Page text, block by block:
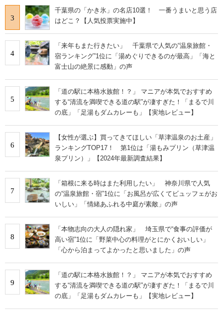
3
千葉県の「かき氷」の名店10選！ 一番うまいと思う店
はどこ？【人気投票実施中】
4
「来年もまた行きたい」 千葉県で人気の“温泉旅館・
宿ランキング”1位に「湯めぐりできるのが最高」「海と
富士山の絶景に感動」の声
5
「道の駅に本格水族館！？」 マニアが本気でおすすめ
する“清流を満喫できる道の駅”が凄すぎた！「まるで川
の底」「足湯もダムカレーも」【実地レビュー】
6
【女性が選ぶ】買ってきてほしい「草津温泉のお土産」
ランキングTOP17！ 第1位は「湯もみプリン（草津温
泉プリン）」【2024年最新調査結果】
7
「箱根に来る時はまた利用したい」 神奈川県で人気
の“温泉旅館・宿”1位に「お風呂が広くてビュッフェがお
いしい」「情緒あふれる中庭が素敵」の声
8
「本物志向の大人の隠れ家」 埼玉県で“食事の評価が
高い宿”1位に「野菜中心の料理がとにかくおいしい」
「心から泊まってよかったと思いました」の声
9
「道の駅に本格水族館！？」 マニアが本気でおすすめ
する“清流を満喫できる道の駅”が凄すぎた！「まるで川
の底」「足湯もダムカレーも」【実地レビュー】